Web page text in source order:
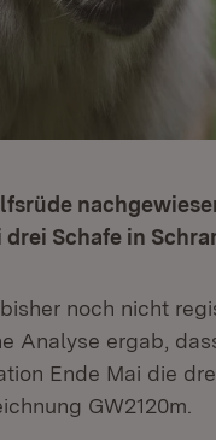
Schafe in
noch nicht
Analyse ergab,
Ende Mai die
GW2120m.